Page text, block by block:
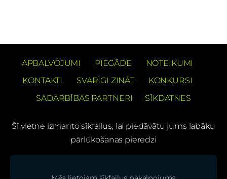
APBALVOJUMI PIEGĀDE
NOTEIKUMI
KONTAKTI
SVARĪGI ZINĀT
KONKURSI
SADARBĪBAS PARTNERI
SĪKDATNES
Šī vietne izmanto sīkfailus, lai piedāvātu jums labāku
pārlūkošanas pieredzi